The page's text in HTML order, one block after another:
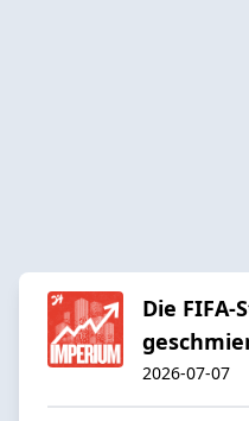
Die FIFA-
2026-07-07